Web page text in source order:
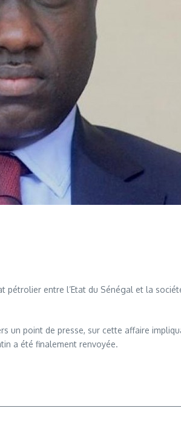
entre l’Etat du Sénégal et la
un point de presse, sur cette affaire
a été finalement renvoyée.